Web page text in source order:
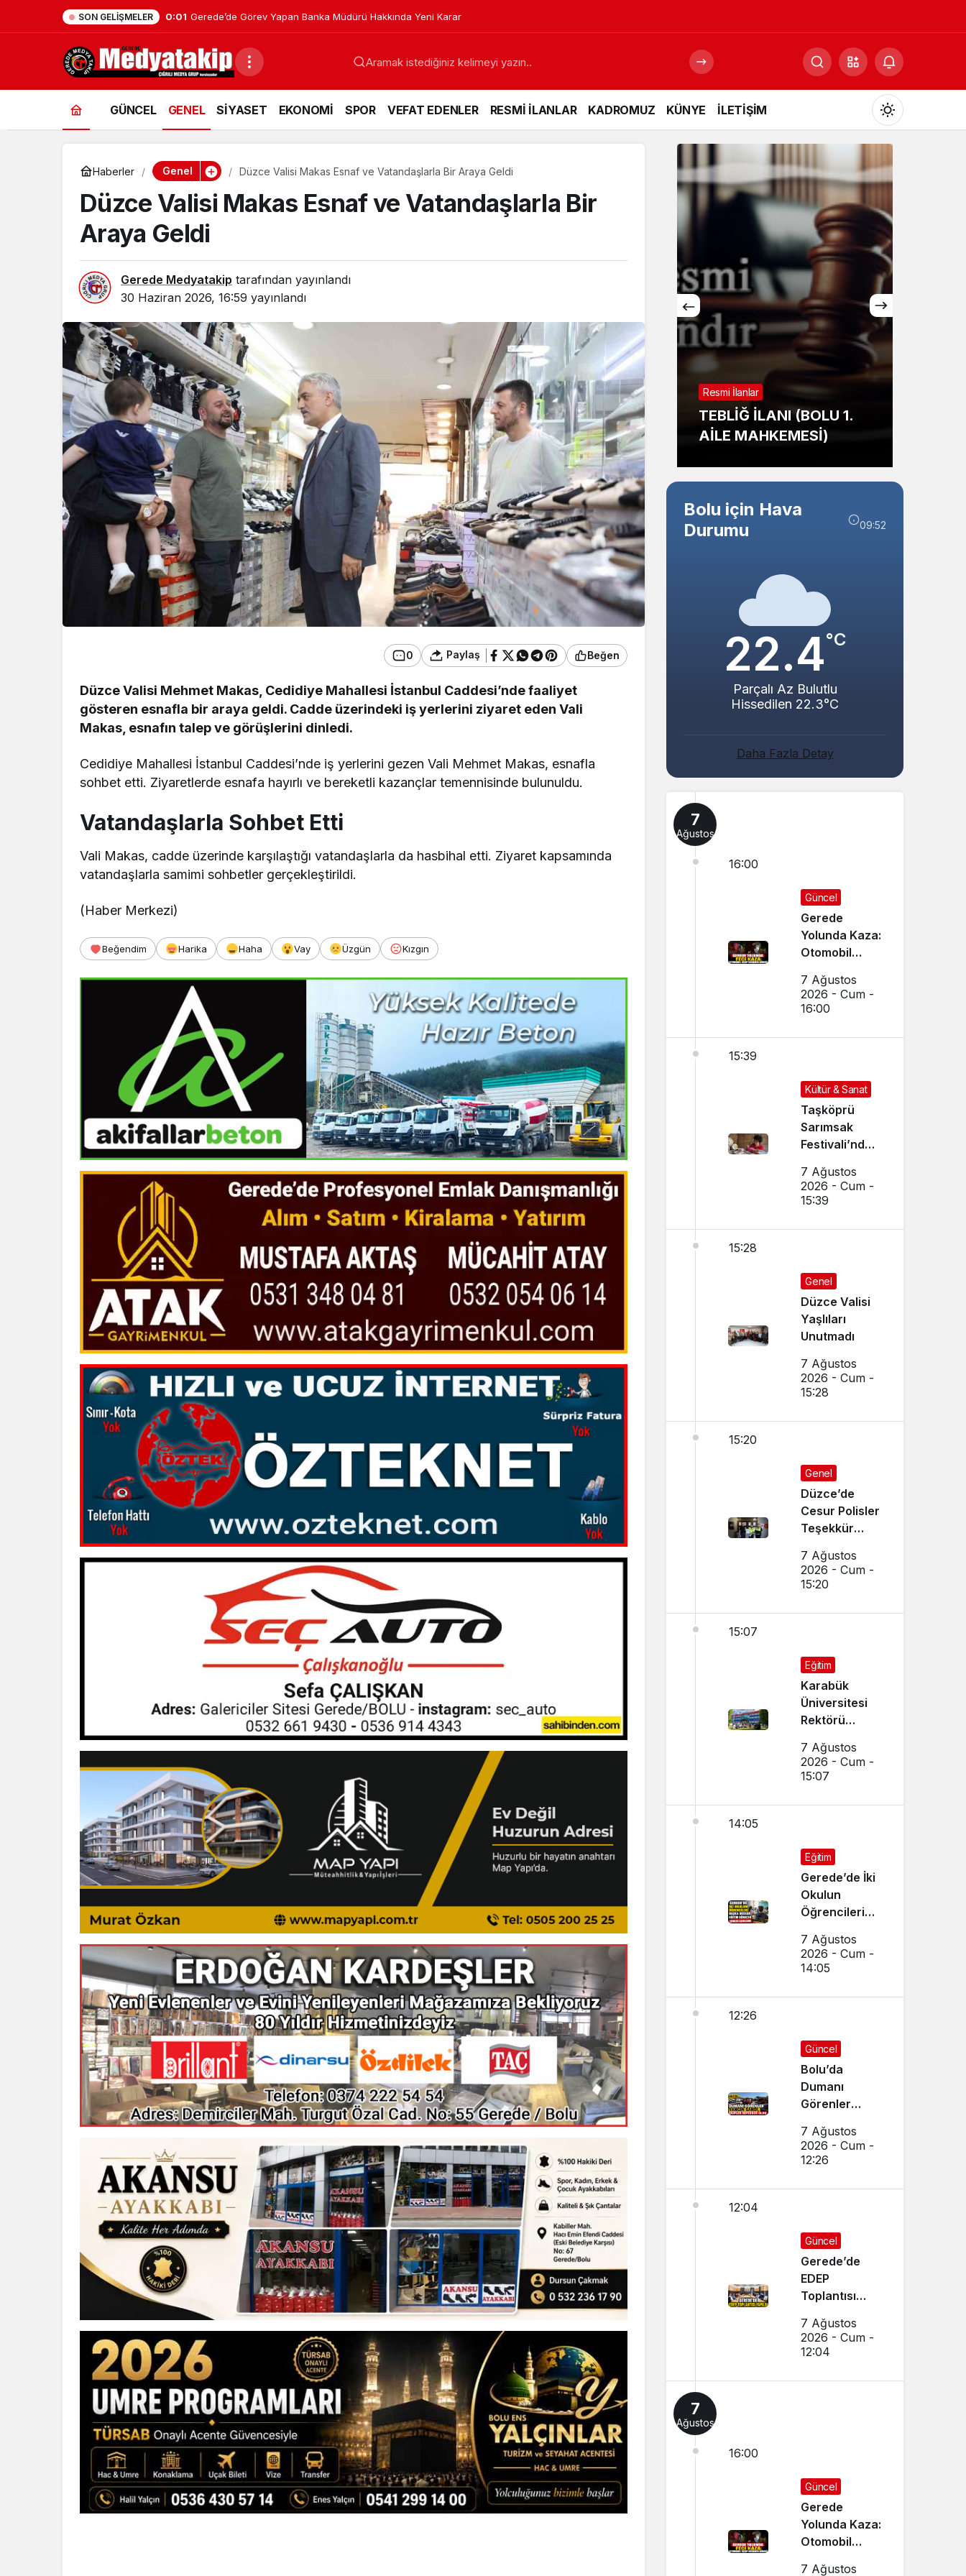
SON GELIŞMELER 0:01 Gerede’de Görev Yapan Banka Müdürü Hakkında Yeni Karar
GÜNCEL GENEL SİYASET EKONOMİ SPOR VEFAT EDENLER RESMİ İLANLAR KADROMUZ KÜNYE İLETİŞİM
Mod
değiştir
Gündüz Modu
Gündüz modunu seçin.
Gece Modu
Gece modunu seçin.
Sistem Modu
Sistem modunu seçin.
Haberler Genel Düzce Valisi Makas Esnaf ve Vatandaşlarla Bir Araya Geldi
Düzce Valisi Makas Esnaf ve Vatandaşlarla Bir
Araya Geldi
Gerede Medyatakip tarafından yayınlandı
30 Haziran 2026, 16:59 yayınlandı
0 Paylaş Beğen
Düzce Valisi Mehmet Makas, Cedidiye Mahallesi İstanbul Caddesi’nde faaliyet
gösteren esnafla bir araya geldi. Cadde üzerindeki iş yerlerini ziyaret eden Vali
Makas, esnafın talep ve görüşlerini dinledi.
Cedidiye Mahallesi İstanbul Caddesi’nde iş yerlerini gezen Vali Mehmet Makas, esnafla
sohbet etti. Ziyaretlerde esnafa hayırlı ve bereketli kazançlar temennisinde bulunuldu.
Vatandaşlarla Sohbet Etti
Vali Makas, cadde üzerinde karşılaştığı vatandaşlarla da hasbihal etti. Ziyaret kapsamında
vatandaşlarla samimi sohbetler gerçekleştirildi.
(Haber Merkezi)
Beğendim Harika Haha Vay Üzgün Kızgın
Güncel
Ünlü Oyuncu Ülkü Hilal
Çiftçi’nin Gerede
Bağlantısı Ortaya Çıktı
Güncel
Gerede’de Görev Yapan
Banka Müdürü Hakkında
Yeni Karar
Resmi İlanlar
TEBLİĞ İLANI (BOLU 1.
AİLE MAHKEMESİ)
Bolu için Hava
Durumu
09:52
22.4°C
Parçalı Az Bulutlu
Hissedilen 22.3°C
Daha Fazla Detay
7
Ağustos
16:00
Güncel
Gerede
Yolunda Kaza:
Otomobil
Hurdaya
Döndü
7 Ağustos
2026 - Cum -
16:00
15:39
Kültür & Sanat
Taşköprü
Sarımsak
Festivali’nde
Yöresel
Lezzetler
7 Ağustos
2026 - Cum -
15:39
15:28
Genel
Düzce Valisi
Yaşlıları
Unutmadı
7 Ağustos
2026 - Cum -
15:28
15:20
Genel
Düzce’de
Cesur Polisler
Teşekkür
7 Ağustos
2026 - Cum -
15:20
15:07
Eğitim
Karabük
Üniversitesi
Rektörü
Aday
Öğrencilere
7 Ağustos
2026 - Cum -
15:07
14:05
Eğitim
Gerede’de İki
Okulun
Öğrencileri
Eğitim
Görecek
7 Ağustos
2026 - Cum -
14:05
12:26
Güncel
Bolu’da
Dumanı
Görenler
Ekipler
Seferber Oldu
7 Ağustos
2026 - Cum -
12:26
12:04
Güncel
Gerede’de
EDEP
Toplantısı
7 Ağustos
2026 - Cum -
12:04
7
Ağustos
16:00
Güncel
Gerede
Yolunda Kaza:
Otomobil
7 Ağustos